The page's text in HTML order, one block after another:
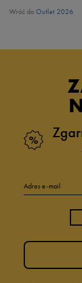
Wróć doOutlet 2026
Adres e-mail